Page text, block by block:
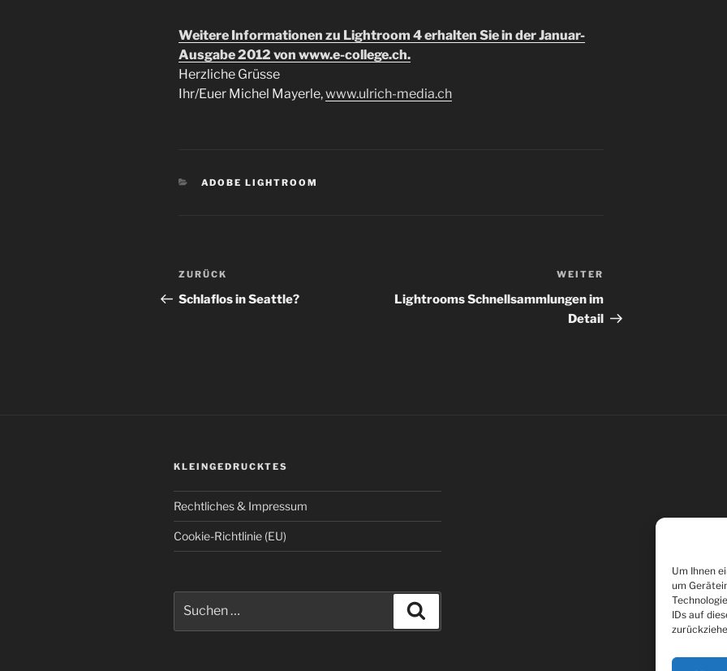
Um Ihnen
um
IDs auf
Weitere Informationen zu Lightroom 4 erhalten Sie in der Januar-
Ausgabe 2012 von www.e-college.ch.
Herzliche Grüsse
Ihr/Euer Michel Mayerle,www.ulrich-media.ch
KATEGORIEN
ADOBE LIGHTROOM
Beitragsnavigation
Vorheriger
Beitrag
ZURÜCK
Schlaflos in Seattle?
Beitrag
WEITER
Lightrooms Schnellsammlungen im
Detail
KLEINGEDRUCKTES
Rechtliches & Impressum
Cookie-Richtlinie (EU)
nach: